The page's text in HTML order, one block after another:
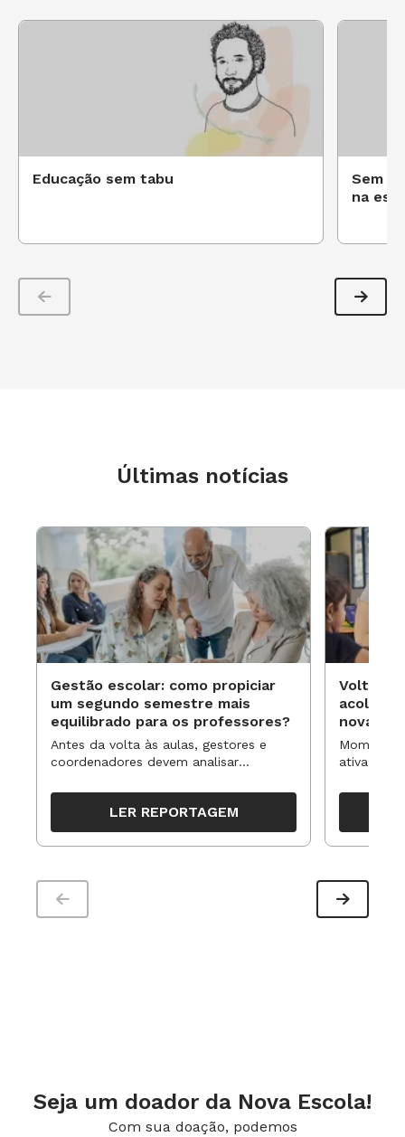
Educação sem tabu
Sem
na
Últimas notícias
Gestão escolar: como propiciar
um segundo semestre mais
equilibrado para os professores?
Antes da volta às aulas, gestores e
coordenadores devem analisar
organizar ações para orientar o
trabalho pedagógico ao longo do
período
LER REPORTAGEM
Volta às
novas
ativa
propostas
Seja um doador da Nova Escola!
Com sua doação, podemos